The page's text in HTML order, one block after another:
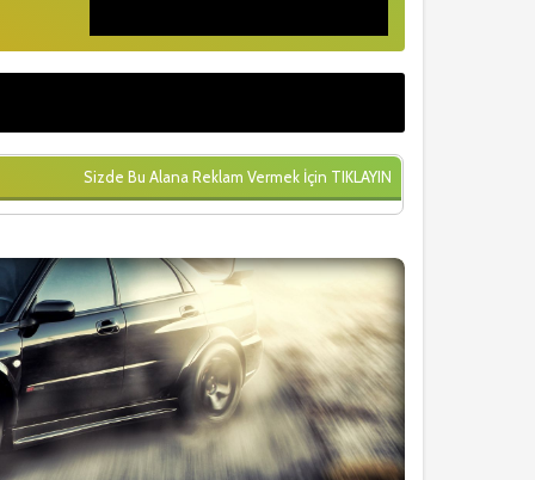
Sizde Bu Alana Reklam Vermek İçin TIKLAYIN